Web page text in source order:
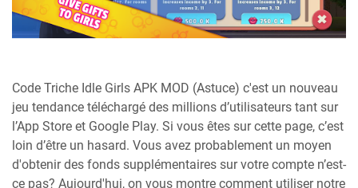
Code Triche Idle Girls APK MOD (Astuce) c'est un nouveau
jeu tendance téléchargé des millions d’utilisateurs tant sur
l’App Store et Google Play. Si vous êtes sur cette page, c’est
loin d’être un hasard. Vous avez probablement un moyen
d'obtenir des fonds supplémentaires sur votre compte n’est-
ce pas? Aujourd'hui, on vous montre comment utiliser notre